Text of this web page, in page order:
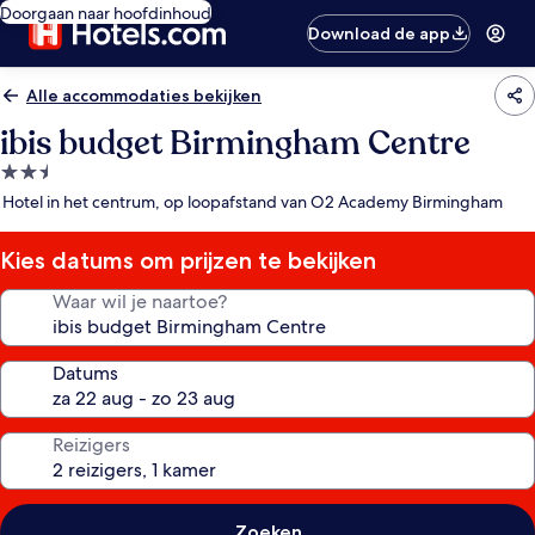
Doorgaan naar hoofdinhoud
Download de app
Alle accommodaties bekijken
ibis budget Birmingham Centre
2.5-
sterrenaccommodatie
Hotel in het centrum, op loopafstand van O2 Academy Birmingham
Kies datums om prijzen te bekijken
Waar wil je naartoe?
Datums
Reizigers